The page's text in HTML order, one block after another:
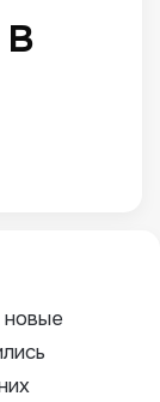
новые